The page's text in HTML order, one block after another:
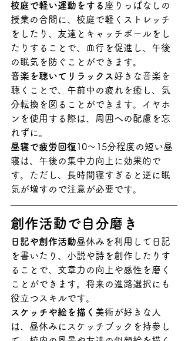
校庭で軽い運動をする 座りっぱなしの
授業の合間に、校庭で軽くストレッチ
をしたり、友達とキャッチボールをし
たりすることで、血行を促進し、午後
の眠気を防ぐことができます。
音楽を聴いてリラックス 好きな音楽を
聴くことで、午前中の疲れを癒し、気
分転換を図ることができます。イヤホ
ンを使用する際は、周囲への配慮を忘
れずに。
昼寝で疲労回復10〜15分程度の短い昼
寝は、午後の集中力向上に効果的で
す。ただし、長時間寝すぎると逆に眠
気が増すので注意が必要です。
創作活動で自分磨き
日記や創作活動昼休みを利用して日記
を書いたり、小説や詩を創作したりす
ることで、文章力の向上や感性を磨く
ことができます。将来の進路選択にも
役立つスキルです。
スケッチや絵を描く 美術が好きな人
は、昼休みにスケッチブックを持参し